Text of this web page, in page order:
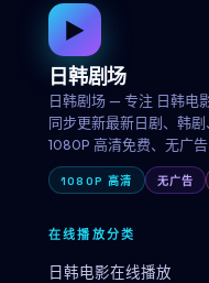
▶
日韩剧场
日韩剧场 — 专注 日韩电
同步更新最新日剧、韩剧
1080P 高清免费、无广
1080P 高清 无广告
在线播放分类
日韩电影在线播放